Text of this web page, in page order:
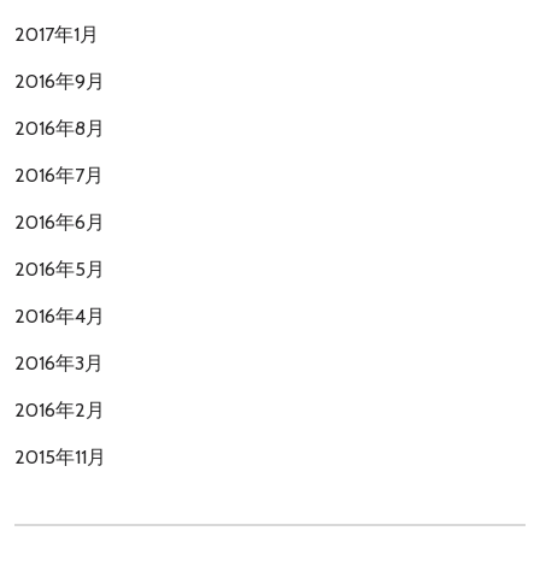
2017年1月
2016年9月
2016年8月
2016年7月
2016年6月
2016年5月
2016年4月
2016年3月
2016年2月
2015年11月